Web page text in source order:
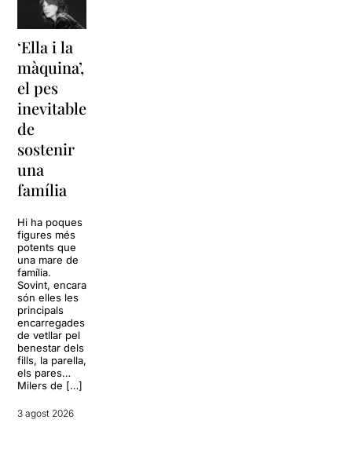
‘Ella i la
màquina’,
el pes
inevitable
de
sostenir
una
família
Hi ha poques
figures més
potents que
una mare de
família.
Sovint, encara
són elles les
principals
encarregades
de vetllar pel
benestar dels
fills, la parella,
els pares…
Milers de […]
3 agost 2026